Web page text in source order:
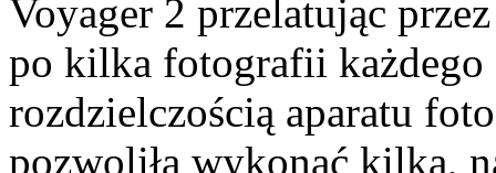
Voyager 2 przelatując
po kilka fotografii każdego
rozdzielczością aparatu
pozwoliła wykonać kilka,